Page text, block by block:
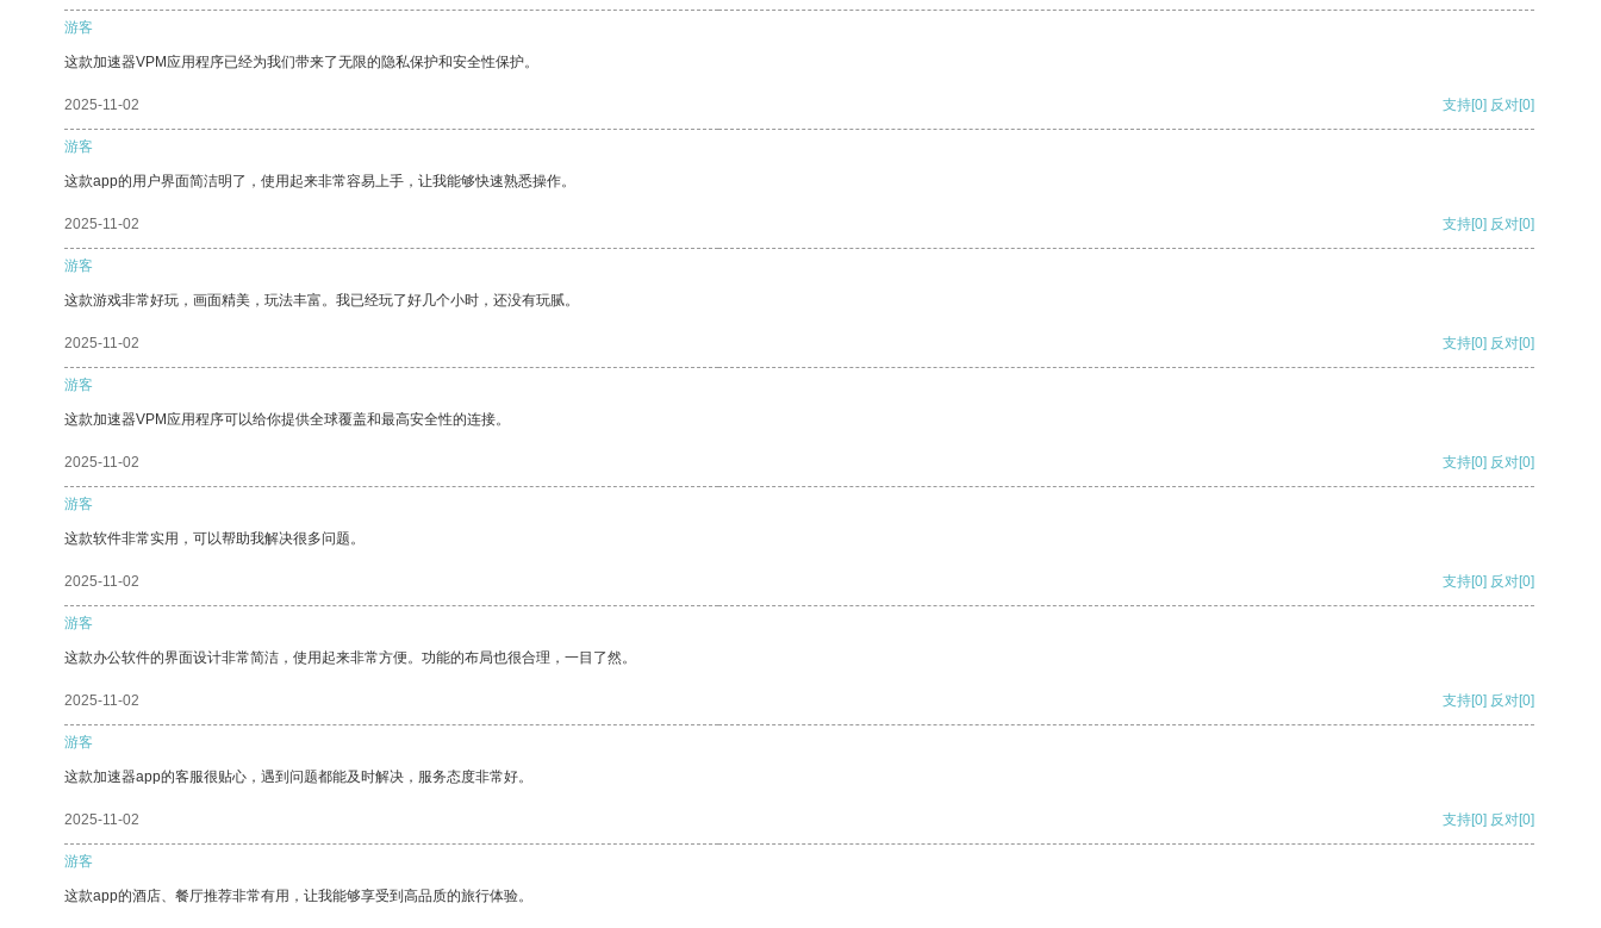
游客
这款加速器VPM应用程序已经为我们带来了无限的隐私保护和安全性保护。
2025-11-02 支持[0] 反对[0]
游客
这款app的用户界面简洁明了，使用起来非常容易上手，让我能够快速熟悉操作。
2025-11-02 支持[0] 反对[0]
游客
这款游戏非常好玩，画面精美，玩法丰富。我已经玩了好几个小时，还没有玩腻。
2025-11-02 支持[0] 反对[0]
游客
这款加速器VPM应用程序可以给你提供全球覆盖和最高安全性的连接。
2025-11-02 支持[0] 反对[0]
游客
这款软件非常实用，可以帮助我解决很多问题。
2025-11-02 支持[0] 反对[0]
游客
这款办公软件的界面设计非常简洁，使用起来非常方便。功能的布局也很合理，一目了然。
2025-11-02 支持[0] 反对[0]
游客
这款加速器app的客服很贴心，遇到问题都能及时解决，服务态度非常好。
2025-11-02 支持[0] 反对[0]
游客
这款app的酒店、餐厅推荐非常有用，让我能够享受到高品质的旅行体验。